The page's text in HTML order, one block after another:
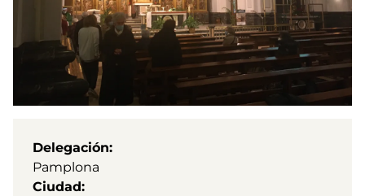
Delegación
Pamplona
Ciudad